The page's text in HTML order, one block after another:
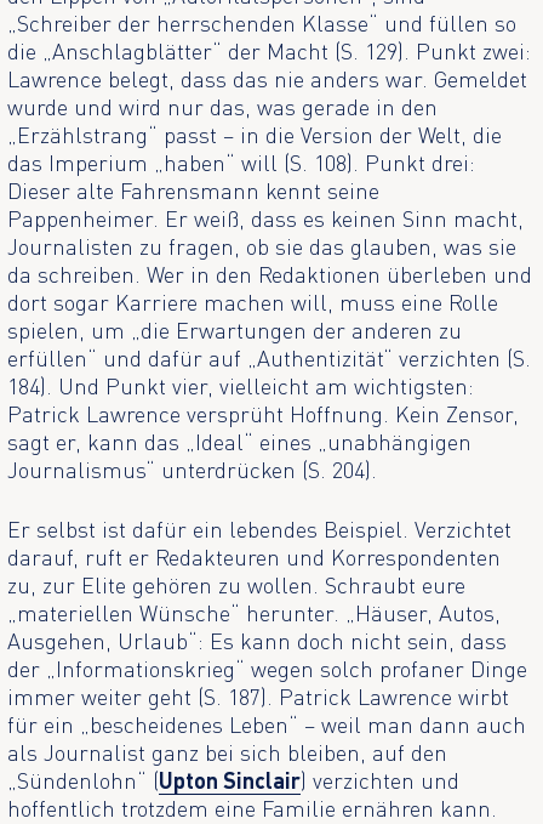
„Schreiber der herrschenden Klasse“ und füllen so
die „Anschlagblätter“ der Macht (S. 129). Punkt zwei:
Lawrence belegt, dass das nie anders war. Gemeldet
wurde und wird nur das, was gerade in den
„Erzählstrang“ passt – in die Version der Welt, die
das Imperium „haben“ will (S. 108). Punkt drei:
Dieser alte Fahrensmann kennt seine
Pappenheimer. Er weiß, dass es keinen Sinn macht,
Journalisten zu fragen, ob sie das glauben, was sie
da schreiben. Wer in den Redaktionen überleben und
dort sogar Karriere machen will, muss eine Rolle
spielen, um „die Erwartungen der anderen zu
erfüllen“ und dafür auf „Authentizität“ verzichten (S.
184). Und Punkt vier, vielleicht am wichtigsten:
Patrick Lawrence versprüht Hoffnung. Kein Zensor,
sagt er, kann das „Ideal“ eines „unabhängigen
Journalismus“ unterdrücken (S. 204).
Er selbst ist dafür ein lebendes Beispiel. Verzichtet
darauf, ruft er Redakteuren und Korrespondenten
zu, zur Elite gehören zu wollen. Schraubt eure
„materiellen Wünsche“ herunter. „Häuser, Autos,
Ausgehen, Urlaub“: Es kann doch nicht sein, dass
der „Informationskrieg“ wegen solch profaner Dinge
immer weiter geht (S. 187). Patrick Lawrence wirbt
für ein „bescheidenes Leben“ – weil man dann auch
als Journalist ganz bei sich bleiben, auf den
„Sündenlohn“ (Upton Sinclair) verzichten und
hoffentlich trotzdem eine Familie ernähren kann.